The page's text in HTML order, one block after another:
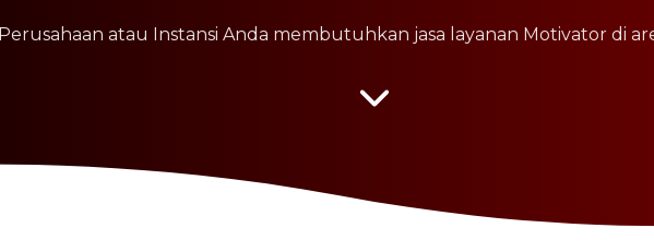
Perusahaan atau Instansi Anda membutuhkan jasa layanan Motivator di